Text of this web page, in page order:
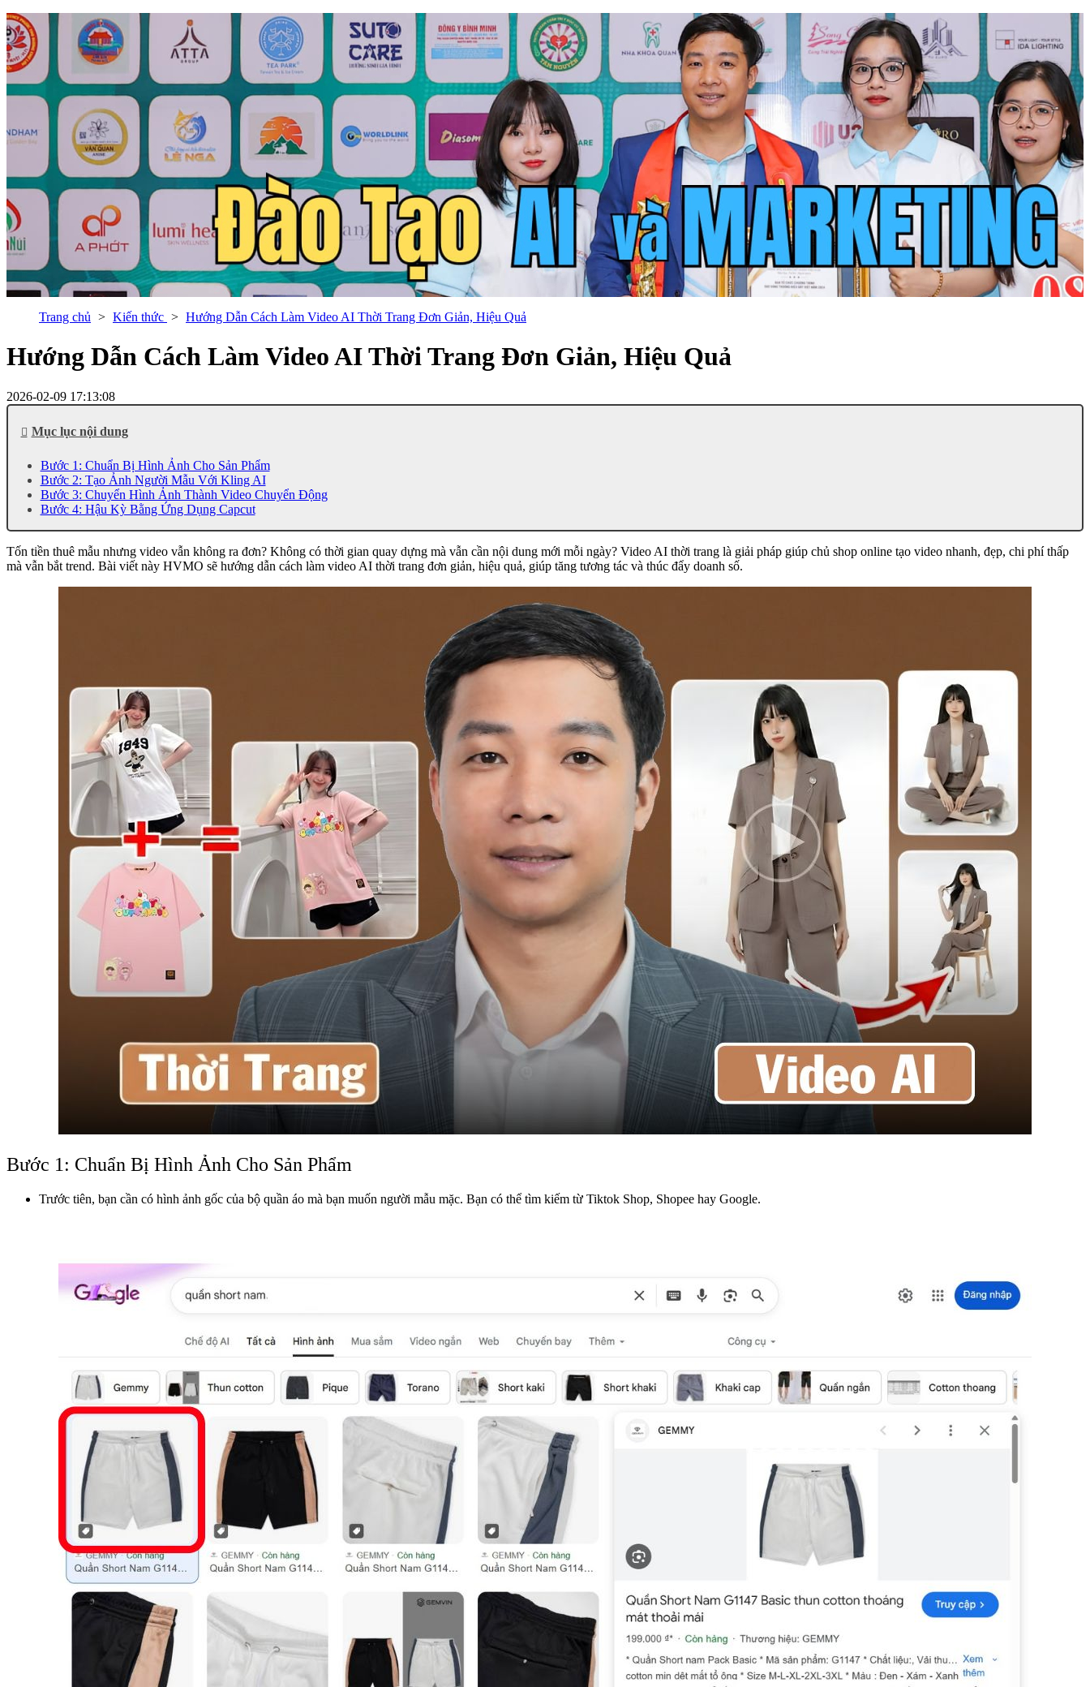
Trang chủ Kiến thức Hướng Dẫn Cách Làm Video AI Thời Trang Đơn Giản, Hiệu Quả
Hướng Dẫn Cách Làm Video AI Thời Trang Đơn Giản, Hiệu Quả
2026-02-09 17:13:08
Mục lục nội dung
Bước 1: Chuẩn Bị Hình Ảnh Cho Sản Phẩm
Bước 2: Tạo Ảnh Người Mẫu Với Kling AI
Bước 3: Chuyển Hình Ảnh Thành Video Chuyển Động
Bước 4: Hậu Kỳ Bằng Ứng Dụng Capcut
Tốn tiền thuê mẫu nhưng video vẫn không ra đơn? Không có thời gian quay dựng mà vẫn cần nội dung mới mỗi ngày? Video AI thời trang là giải pháp giúp chủ shop online tạo video nhanh, đẹp, chi phí thấp
mà vẫn bắt trend. Bài viết này HVMO sẽ hướng dẫn cách làm video AI thời trang đơn giản, hiệu quả, giúp tăng tương tác và thúc đẩy doanh số.
Bước 1: Chuẩn Bị Hình Ảnh Cho Sản Phẩm
Trước tiên, bạn cần có hình ảnh gốc của bộ quần áo mà bạn muốn người mẫu mặc. Bạn có thể tìm kiếm từ Tiktok Shop, Shopee hay Google.